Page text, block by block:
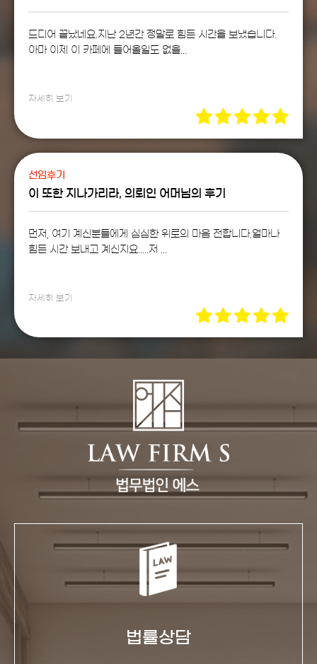
드디어 끝났네요.​지난 2년간 정말로 힘든 시간을 보냈습니다.​
아마 이제 이 카페에 들어올일도 없을...
자세히 보기
선임후기
이 또한 지나가리라, 의뢰인 어머님의 후기
먼저, 여기 계신분들에게 심심한 위로의 마음 전합니다.얼마나
힘든 시간 보내고 계신지요.....저 ...
자세히 보기
법률상담